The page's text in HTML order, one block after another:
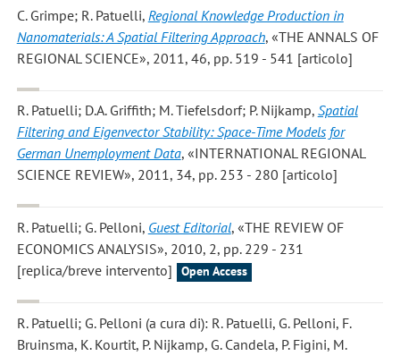
C. Grimpe; R. Patuelli, Regional Knowledge Production in
Nanomaterials: A Spatial Filtering Approach, «THE ANNALS OF
REGIONAL SCIENCE», 2011, 46, pp. 519 - 541 [articolo]
R. Patuelli; D.A. Griffith; M. Tiefelsdorf; P. Nijkamp, Spatial
Filtering and Eigenvector Stability: Space-Time Models for
German Unemployment Data, «INTERNATIONAL REGIONAL
SCIENCE REVIEW», 2011, 34, pp. 253 - 280 [articolo]
R. Patuelli; G. Pelloni, Guest Editorial, «THE REVIEW OF
ECONOMICS ANALYSIS», 2010, 2, pp. 229 - 231
[replica/breve intervento]
Open Access
R. Patuelli; G. Pelloni (a cura di): R. Patuelli, G. Pelloni, F.
Bruinsma, K. Kourtit, P. Nijkamp, G. Candela, P. Figini, M.